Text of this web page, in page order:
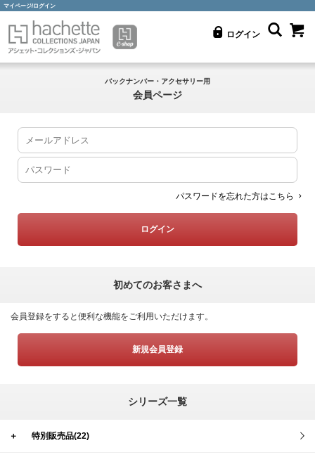
マイページ/ログイン
ログイン
バックナンバー・アクセサリー用
会員ページ
パスワードを忘れた方はこちら
初めてのお客さまへ
会員登録をすると便利な機能をご利用いただけます。
新規会員登録
シリーズ一覧
＋ 特別販売品(22)